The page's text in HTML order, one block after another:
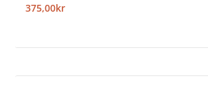
375,00kr